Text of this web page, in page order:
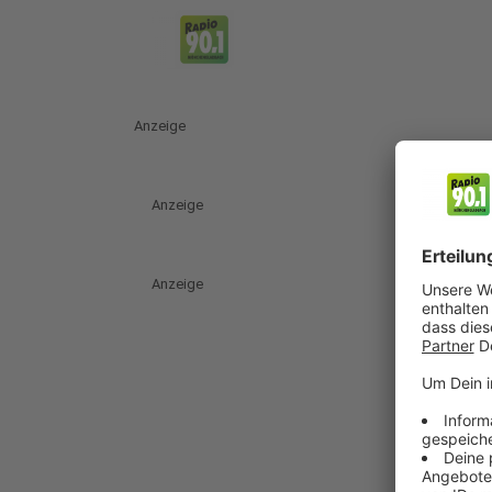
Anzeige
Anzeige
Anzeige